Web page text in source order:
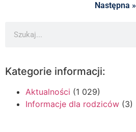
Następna »
Kategorie informacji:
Aktualności (1 029)
Informacje dla rodziców (3)